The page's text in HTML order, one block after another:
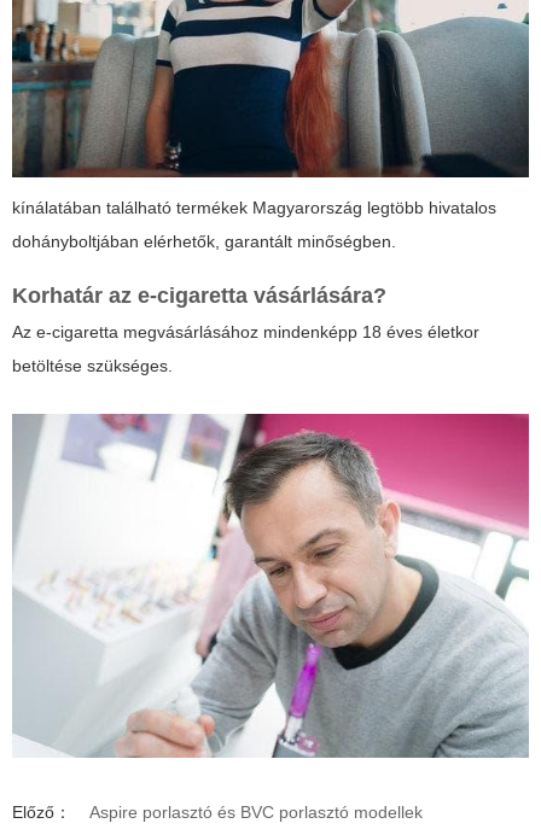
kínálatában található termékek Magyarország legtöbb hivatalos
dohányboltjában elérhetők, garantált minőségben.
Korhatár az e-cigaretta vásárlására?
Az e-cigaretta megvásárlásához mindenképp 18 éves életkor
betöltése szükséges.
Előző：
Aspire porlasztó és BVC porlasztó modellek